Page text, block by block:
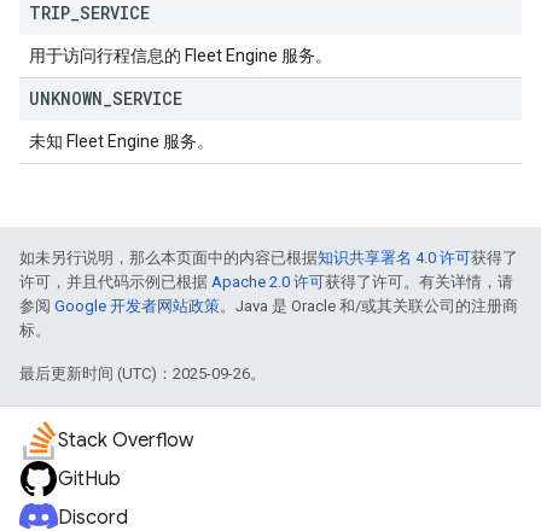
TRIP SERVICE
用于访问行程信息的 Fleet Engine 服务。
UNKNOWN SERVICE
未知 Fleet Engine 服务。
如未另行说明，那么本页面中的内容已根据知识共享署名 4.0 许可获得了
许可，并且代码示例已根据 Apache 2.0 许可获得了许可。有关详情，请
参阅 Google 开发者网站政策。Java 是 Oracle 和/或其关联公司的注册商
标。
最后更新时间 (UTC)：2025-09-26。
Stack Overflow
GitHub
Discord